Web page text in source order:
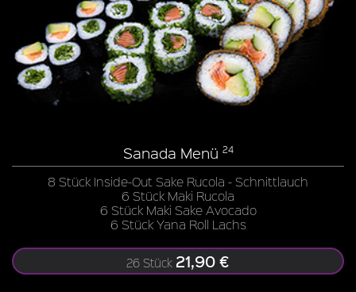
Sanada Menü 24
8 Stück Inside-Out Sake Rucola - Schnittlauch
6 Stück Maki Rucola
6 Stück Maki Sake Avocado
6 Stück Yana Roll Lachs
26 Stück 21,90 €